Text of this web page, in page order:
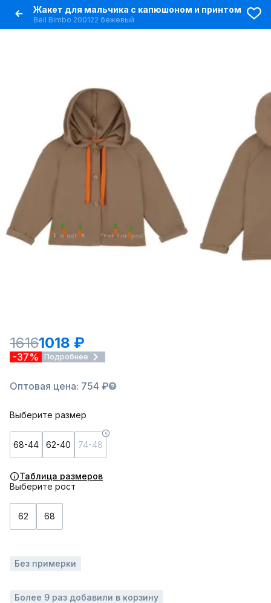
Жакет для мальчика с капюшоном и принтом
Bell Bimbo 200122 бежевый
16161018 ₽
-37% Подробнее
Оптовая цена: 754 ₽
Выберите размер
68-44 62-40 74-48
Таблица размеров
Выберите рост
62 68
Без примерки
Более 9 раз добавили в корзину